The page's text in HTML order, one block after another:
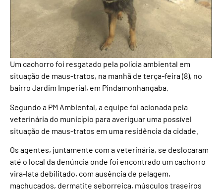
Um cachorro foi resgatado pela polícia ambiental em
situação de maus-tratos, na manhã de terça-feira (8), no
bairro Jardim Imperial, em Pindamonhangaba.
Segundo a PM Ambiental, a equipe foi acionada pela
veterinária do município para averiguar uma possível
situação de maus-tratos em uma residência da cidade.
Os agentes, juntamente com a veterinária, se deslocaram
até o local da denúncia onde foi encontrado um cachorro
vira-lata debilitado, com ausência de pelagem,
machucados, dermatite seborreica, músculos traseiros